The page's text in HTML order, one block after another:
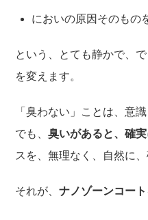
においの原因そのもの
という、とても静かで、
を変えます。
「臭わない」ことは、意
でも、臭いがあると、確実
スを、無理なく、自然に、
それが、ナノゾーンコー